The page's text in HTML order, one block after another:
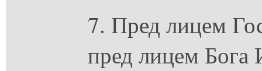
7. Пред лицем
пред лицем Бога